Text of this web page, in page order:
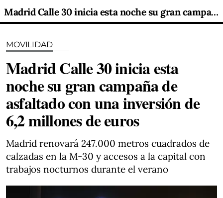
Madrid Calle 30 inicia esta noche su gran campaña de asfaltado con una inversión de 6,2 millones de euros
MOVILIDAD
Madrid Calle 30 inicia esta
noche su gran campaña de
asfaltado con una inversión de
6,2 millones de euros
Madrid renovará 247.000 metros cuadrados de
calzadas en la M-30 y accesos a la capital con
trabajos nocturnos durante el verano